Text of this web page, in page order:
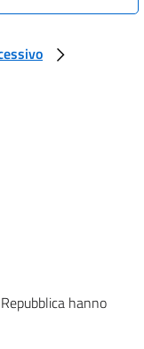
hanno